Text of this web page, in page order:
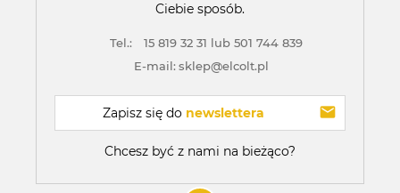
Ciebie sposób.
Tel.:
15 819 32 31 lub 501 744 839
E-mail:sklep@elcolt.pl
Zapisz się do newslettera
Chcesz być z nami na bieżąco?